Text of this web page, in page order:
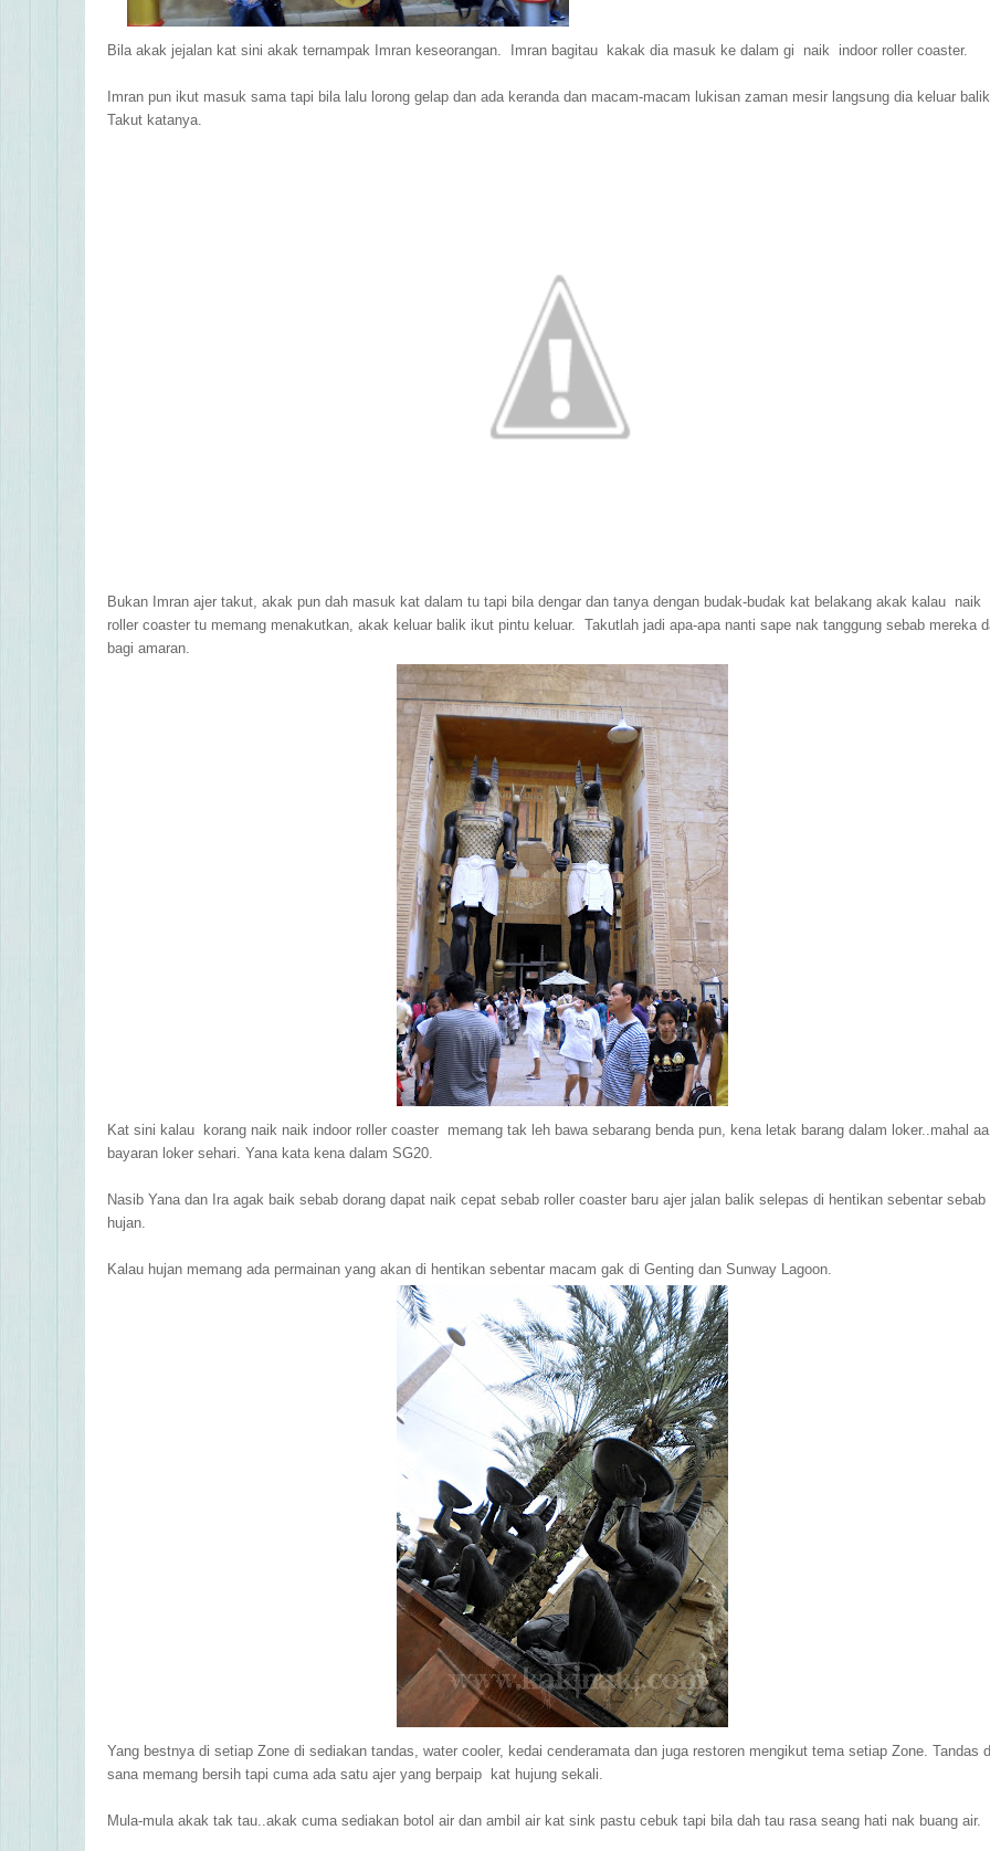
Bila akak jejalan kat sini akak ternampak Imran keseorangan. Imran bagitau kakak dia masuk ke dalam gi naik indoor roller coaster.
Imran pun ikut masuk sama tapi bila lalu lorong gelap dan ada keranda dan macam-macam lukisan zaman mesir langsung dia keluar
Takut katanya.
Bukan Imran ajer takut, akak pun dah masuk kat dalam tu tapi bila dengar dan tanya dengan budak-budak kat belakang akak kalau naik
roller coaster tu memang menakutkan, akak keluar balik ikut pintu keluar. Takutlah jadi apa-apa nanti sape nak tanggung sebab mereka
bagi amaran.
Kat sini kalau korang naik naik indoor roller coaster memang tak leh bawa sebarang benda pun, kena letak barang dalam loker..mahal aa
bayaran loker sehari. Yana kata kena dalam SG20.
Nasib Yana dan Ira agak baik sebab dorang dapat naik cepat sebab roller coaster baru ajer jalan balik selepas di hentikan sebentar sebab
hujan.
Kalau hujan memang ada permainan yang akan di hentikan sebentar macam gak di Genting dan Sunway Lagoon.
Yang bestnya di setiap Zone di sediakan tandas, water cooler, kedai cenderamata dan juga restoren mengikut tema setiap Zone. Tandas
sana memang bersih tapi cuma ada satu ajer yang berpaip kat hujung sekali.
Mula-mula akak tak tau..akak cuma sediakan botol air dan ambil air kat sink pastu cebuk tapi bila dah tau rasa seang hati nak buang air.